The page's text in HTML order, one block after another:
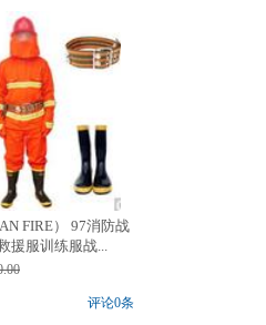
FIRE） 97消防战
援服训练服战...
评论0条